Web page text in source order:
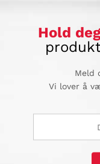
Hold
Meld
Vi lover å